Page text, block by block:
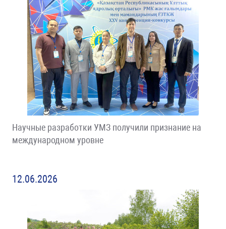
Научные разработки УМЗ получили признание на
международном уровне
12.06.2026